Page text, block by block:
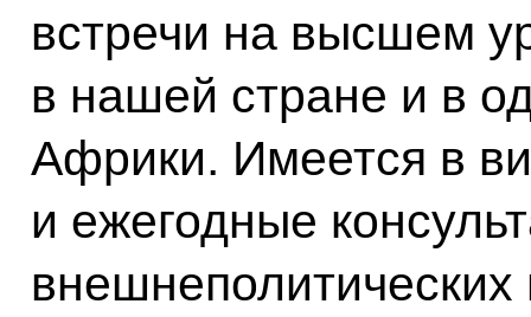
встречи на высшем
в нашей стране и в
Африки. Имеется в
и ежегодные